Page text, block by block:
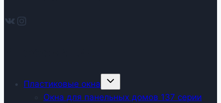
ВКонтакте
Instagram
Пластиковые окна
Развернуть
Окна для панельных домов 137 серии